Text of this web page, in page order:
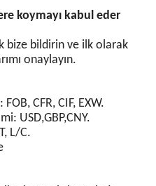
GPS Senkronizasyonu
(ihtiyaç duyulmaz)
ön üretim örneği.
denetim.
var mı?
koymayı kabul eder
bildirin ve ilk olarak
onaylayın.